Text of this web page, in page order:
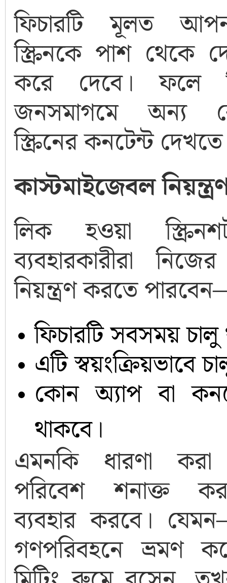
ফিচারটি মূলত
স্ক্রিনকে পাশ থেকে
করে দেবে। ফলে
জনসমাগমে অন্য
স্ক্রিনের কনটেন্ট
কাস্টমাইজেবল
লিক হওয়া
ব্যবহারকারীরা
নিয়ন্ত্রণ করতে পারবেন
ফিচারটি সবসময় চালু
এটি স্বয়ংক্রিয়ভাবে
কোন অ্যাপ বা
থাকবে।
এমনকি ধারণা
পরিবেশ শনাক্ত
ব্যবহার করবে। যেমন
গণপরিবহনে ভ্রমণ